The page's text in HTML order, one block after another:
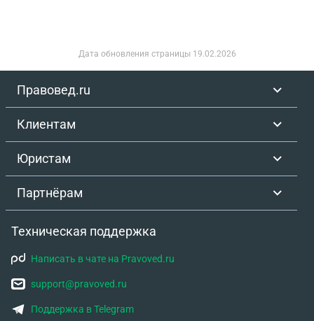
Дата обновления страницы 19.02.2026
Правовед.ru
Клиентам
Юристам
Партнёрам
Техническая поддержка
Написать в чате на Pravoved.ru
support@pravoved.ru
Поддержка в Telegram